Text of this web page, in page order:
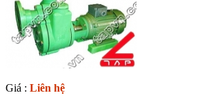
Giá : Liên hệ